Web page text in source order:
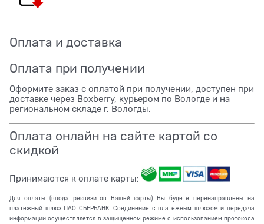
Оплата и доставка
Оплата при получении
Оформите заказ с оплатой при получении, доступен при
доставке через Boxberry, курьером по Вологде и на
региональном складе г. Вологды.
Оплата онлайн на сайте картой со
скидкой
Принимаются к оплате карты:
Для оплаты (ввода реквизитов Вашей карты) Вы будете перенаправлены на
платёжный шлюз ПАО СБЕРБАНК. Соединение с платёжным шлюзом и передача
информации осуществляется в защищённом режиме с использованием протокола